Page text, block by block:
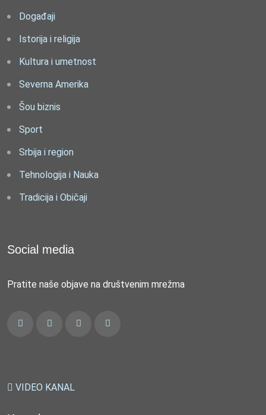
Događaji
Istorija i religija
Kultura i umetnost
Severna Amerika
Šou biznis
Sport
Srbija i region
Tehnologija i Nauka
Tradicija i Običaji
Social media
Pratite naše objave na društvenim mrežma
VIDEO KANAL